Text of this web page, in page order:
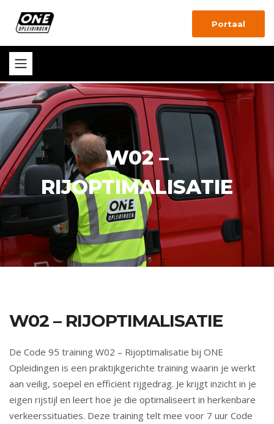
Portaal
W02 –
RIJOPTIMALISATIE
W02 – RIJOPTIMALISATIE
De Code 95 training W02 – Rijoptimalisatie bij ONE
Opleidingen is een praktijkgerichte training waarin je werkt
aan veilig, soepel en efficiënt rijgedrag. Je krijgt inzicht in je
eigen rijstijl en leert hoe je die optimaliseert in herkenbare
verkeerssituaties. Deze training telt mee voor 7 uur Code